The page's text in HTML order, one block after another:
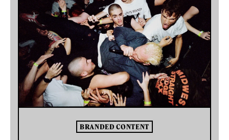
BRANDED CONTENT